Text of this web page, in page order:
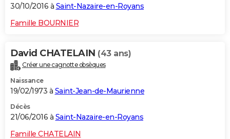
30/10/2016 à Saint-Nazaire-en-Royans
Famille BOURNIER
David CHATELAIN (43 ans)
Créer une cagnotte obsèques
Naissance
19/02/1973 à Saint-Jean-de-Maurienne
Décès
21/06/2016 à Saint-Nazaire-en-Royans
Famille CHATELAIN